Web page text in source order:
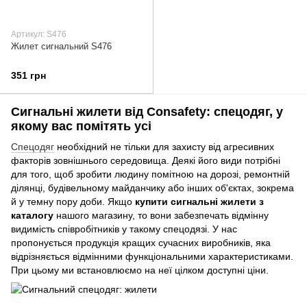
Артикул: S476
Жилет сигнальний S476
351 грн
Сигнальні жилети від Consafety: спецодяг, у
якому вас помітять усі
Спецодяг необхідний не тільки для захисту від агресивних
факторів зовнішнього середовища. Деякі його види потрібні
для того, щоб зробити людину помітною на дорозі, ремонтній
ділянці, будівельному майданчику або інших об'єктах, зокрема
й у темну пору доби. Якщо купити сигнальні жилети з
каталогу нашого магазину, то вони забезпечать відмінну
видимість співробітників у такому спецодязі. У нас
пропонується продукція кращих сучасних виробників, яка
відрізняється відмінними функціональними характеристиками.
При цьому ми встановлюємо на неї цілком доступні ціни.